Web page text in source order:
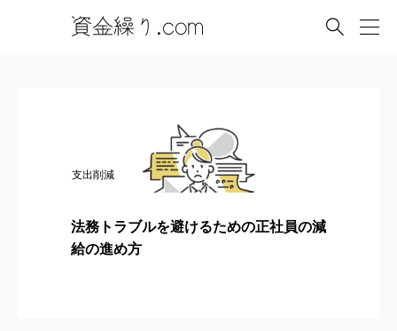

支出削減
法務トラブルを避けるための正社員の減
給の進め方